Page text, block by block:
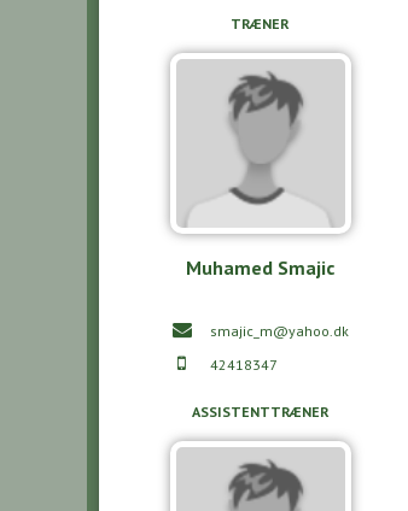
TRÆNER
Muhamed Smajic
smajic_m@yahoo.dk
42418347
ASSISTENTTRÆNER